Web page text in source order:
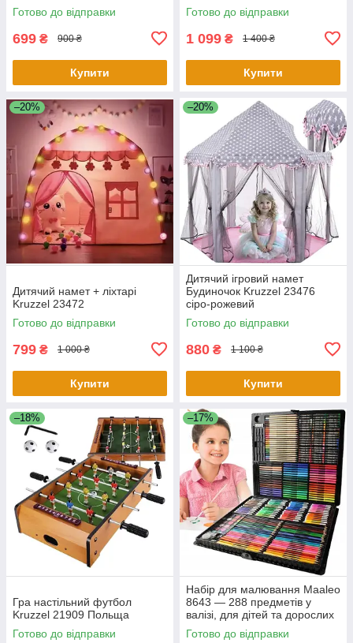
Готово до відправки
699 ₴ 900 ₴
Купити
Готово до відправки
1 099 ₴ 1 400 ₴
Купити
–20%
Дитячий намет + ліхтарі
Kruzzel 23472
Готово до відправки
799 ₴ 1 000 ₴
Купити
–20%
Дитячий ігровий намет
Будиночок Kruzzel 23476
сіро-рожевий
Готово до відправки
880 ₴ 1 100 ₴
Купити
–18%
Гра настільний футбол
Kruzzel 21909 Польща
Готово до відправки
–17%
Набір для малювання Maaleo
8643 — 288 предметів у
валізі, для дітей та дорослих
Готово до відправки